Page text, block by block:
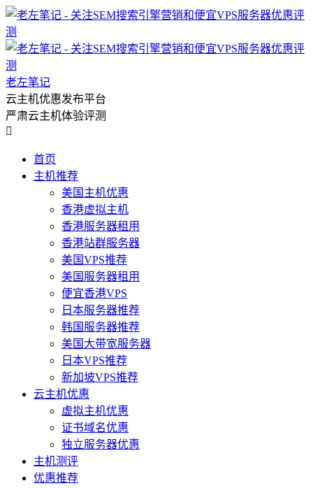
老左笔记
云主机优惠发布平台
严肃云主机体验评测

首页
主机推荐
美国主机优惠
香港虚拟主机
香港服务器租用
香港站群服务器
美国VPS推荐
美国服务器租用
便宜香港VPS
日本服务器推荐
韩国服务器推荐
美国大带宽服务器
日本VPS推荐
新加坡VPS推荐
云主机优惠
虚拟主机优惠
证书域名优惠
独立服务器优惠
主机测评
优惠推荐